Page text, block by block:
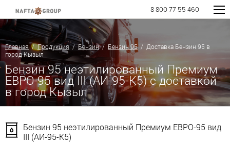
8 800 77 55 460
Главная/Продукция/Бензин/ Бензин 95/ Доставка Бензин 95 в
город Кызыл
Бензин 95 неэтилированный Премиум
ЕВРО-95 вид III (АИ-95-К5) с доставкой
в город Кызыл
Бензин 95 неэтилированный Премиум ЕВРО-95 вид
III (АИ-95-К5)